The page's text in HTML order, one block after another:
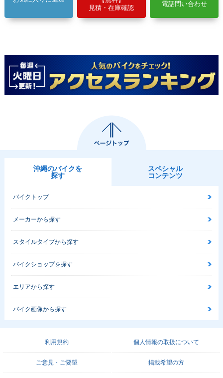
見積・在庫確認
電話問い合わせ
沖縄のバイクを
探す
スペシャル
コンテンツ
バイクトップ
メーカーから探す
スタイルタイプから探す
バイクショップを探す
エリアから探す
バイク画像から探す
利用規約 個人情報の取扱について
ご意見・ご要望 掲載希望の方